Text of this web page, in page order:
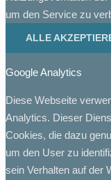
um den Service zu
ALLE
Google Analytics
Diese Webseite
Analytics. Dieser
Cookies, die dazu
um den User zu
sein Verhalten auf der